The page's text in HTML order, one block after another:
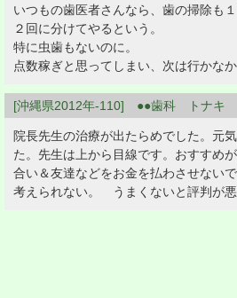
いつもの歯医者さんなら、歯の掃除も
２回に分けてやるという。
特に虫歯もないのに。
点数稼ぎと思ってしまい、次は行かなか
[沖縄県2012年-110] ●●歯科 トナキ
院長先生の治療が出たらめでした。元
た。先生は上から目線です。おすすめ
合い＆友達などをお金を払わさせない
考えられない。 うまくないと評判が悪